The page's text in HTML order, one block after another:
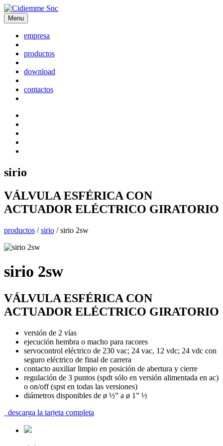
Menu
empresa
productos
download
contactos
sirio
VÁLVULA ESFÉRICA CON
ACTUADOR ELÉCTRICO GIRATORIO
productos /sirio /sirio 2sw
sirio 2sw
VÁLVULA ESFÉRICA CON
ACTUADOR ELÉCTRICO GIRATORIO
versión de 2 vías
ejecución hembra o macho para racores
servocontrol eléctrico de 230 vac; 24 vac, 12 vdc; 24 vdc con
seguro eléctrico de final de carrera
contacto auxiliar limpio en posición de abertura y cierre
regulación de 3 puntos (spdt sólo en versión alimentada en ac)
o on/off (spst en todas las versiones)
diámetros disponibles de ø ½” a ø 1” ½
descarga la tarjeta completa